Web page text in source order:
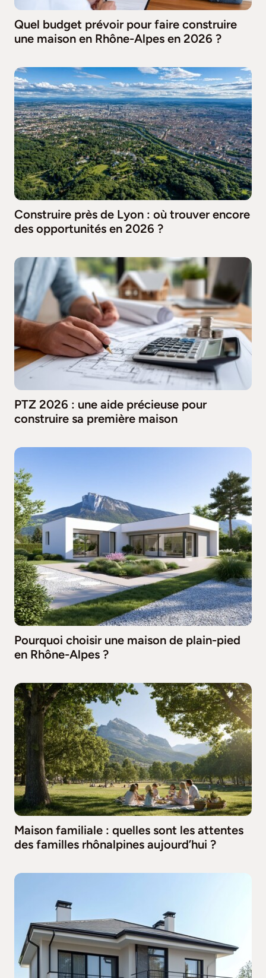
Quel budget prévoir pour faire construire
une maison en Rhône-Alpes en 2026 ?
Construire près de Lyon : où trouver encore
des opportunités en 2026 ?
PTZ 2026 : une aide précieuse pour
construire sa première maison
Pourquoi choisir une maison de plain-pied
en Rhône-Alpes ?
Maison familiale : quelles sont les attentes
des familles rhônalpines aujourd’hui ?